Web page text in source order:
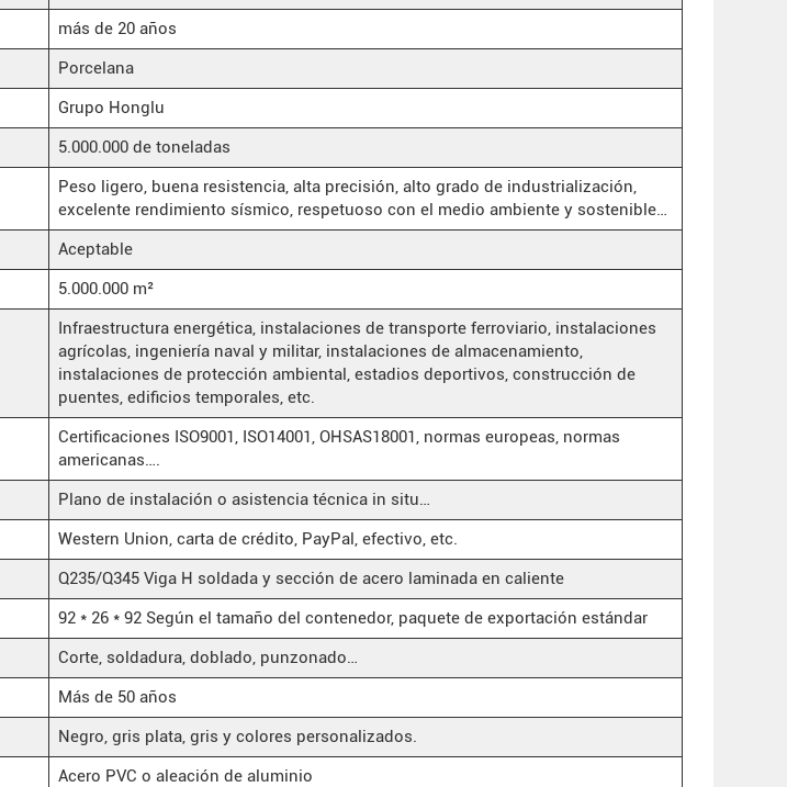
más de 20 años
Porcelana
Grupo Honglu
5.000.000 de toneladas
Peso ligero, buena resistencia, alta precisión, alto grado de industrialización,
excelente rendimiento sísmico, respetuoso con el medio ambiente y sostenible…
Aceptable
5.000.000 m²
Infraestructura energética, instalaciones de transporte ferroviario, instalaciones
agrícolas, ingeniería naval y militar, instalaciones de almacenamiento,
instalaciones de protección ambiental, estadios deportivos, construcción de
puentes, edificios temporales, etc.
Certificaciones ISO9001, ISO14001, OHSAS18001, normas europeas, normas
americanas….
Plano de instalación o asistencia técnica in situ…
Western Union, carta de crédito, PayPal, efectivo, etc.
Q235/Q345 Viga H soldada y sección de acero laminada en caliente
92 * 26 * 92 Según el tamaño del contenedor, paquete de exportación estándar
Corte, soldadura, doblado, punzonado…
Más de 50 años
Negro, gris plata, gris y colores personalizados.
Acero PVC o aleación de aluminio